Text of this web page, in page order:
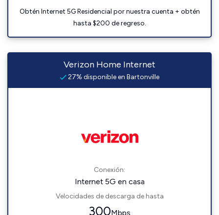
Obtén Internet 5G Residencial por nuestra cuenta + obtén
hasta $200 de regreso.
Verizon Home Internet
27% disponible en Bartonville
Conexión:
Internet 5G en casa
Velocidades de descarga de hasta
300Mbps